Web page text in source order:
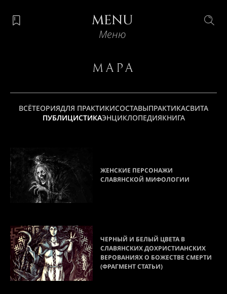
MENU
Меню
Мара
ВСЁТЕОРИЯДЛЯ ПРАКТИКИСОСТАВЫПРАКТИКАСВИТА
ПУБЛИЦИСТИКАЭНЦИКЛОПЕДИЯКНИГА
ЖЕНСКИЕ ПЕРСОНАЖИ
СЛАВЯНСКОЙ МИФОЛОГИИ
ЧЕРНЫЙ И БЕЛЫЙ ЦВЕТА В
СЛАВЯНСКИХ ДОХРИСТИАНСКИХ
ВЕРОВАНИЯХ О БОЖЕСТВЕ СМЕРТИ
(ФРАГМЕНТ СТАТЬИ)